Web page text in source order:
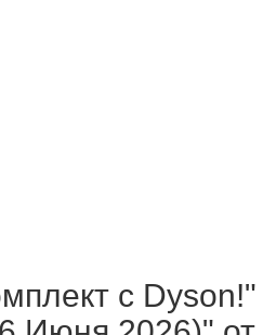
с Dyson!"